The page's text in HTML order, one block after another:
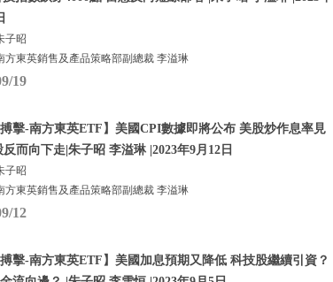
子昭
方東英銷售及產品策略部副總裁 李溢琳
19
搏擊-南方東英ETF】美國CPI數據即將公布 美股炒作息率見
而向下走|朱子昭 李溢琳 |2023年9月12日
子昭
方東英銷售及產品策略部副總裁 李溢琳
12
搏擊-南方東英ETF】美國加息預期又降低 科技股繼續引資？